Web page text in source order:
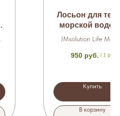
Лосьон для
морской водой
экстрактом
JMsolution Life
950 руб. / 1 pc
Купить
В корзину